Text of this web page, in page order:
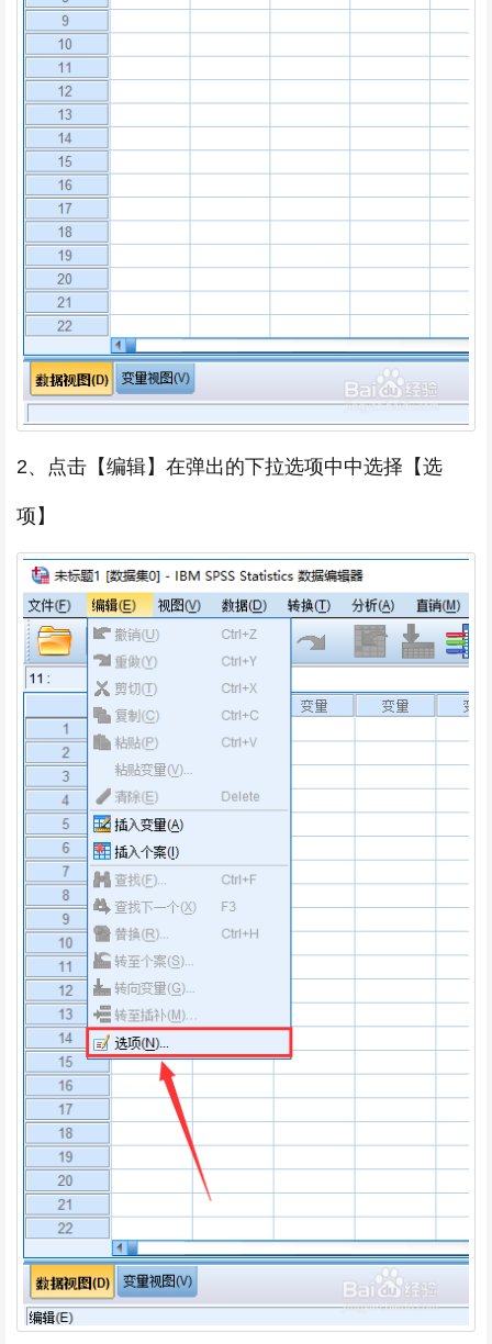
2、点击【编辑】在弹出的下拉选项中中选择【选
项】